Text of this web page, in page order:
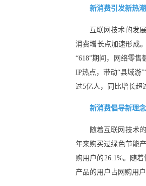
新消费引发新热
互联网技术的发
消费增长点加速形成。
“618”期间，网络零
IP热点，带动“县域游
过5亿人，同比增长超
新消费倡导新理
随着互联网技术
年来购买过绿色节能
购用户的26.1%。随
产品的用户占网购用